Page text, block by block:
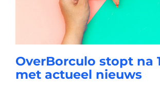
OverBorculo stopt na
met actueel nieuws